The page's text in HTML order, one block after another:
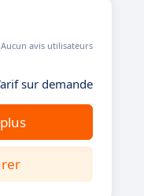
Aucun avis utilisateurs
sur demande